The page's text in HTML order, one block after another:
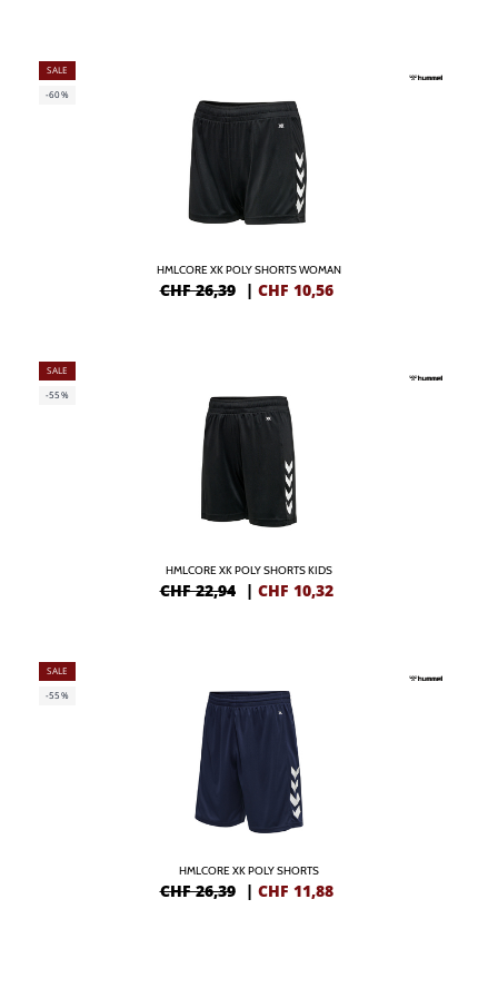
SALE
-60%
HMLCORE XK POLY SHORTS WOMAN
CHF 26,39 | CHF 10,56
SALE
-55%
HMLCORE XK POLY SHORTS KIDS
CHF 22,94 | CHF 10,32
SALE
-55%
HMLCORE XK POLY SHORTS
CHF 26,39 | CHF 11,88